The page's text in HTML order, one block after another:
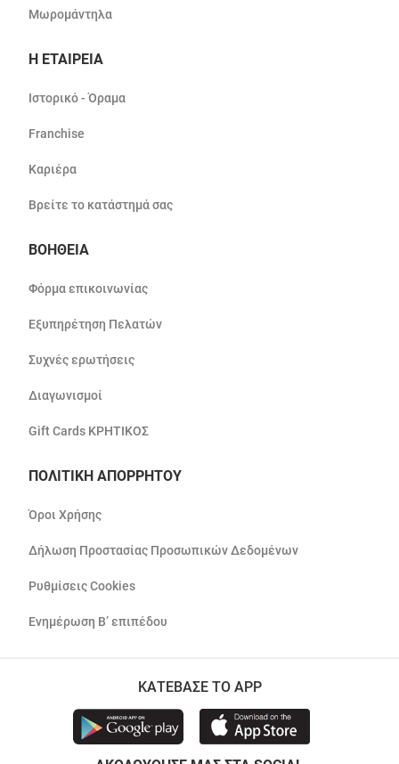
Μωρομάντηλα
Η ΕΤΑΙΡΕΙΑ
Ιστορικό - Όραμα
Franchise
Καριέρα
Βρείτε το κατάστημά σας
ΒΟΗΘΕΙΑ
Φόρμα επικοινωνίας
Εξυπηρέτηση Πελατών
Συχνές ερωτήσεις
Διαγωνισμοί
Gift Cards ΚΡΗΤΙΚΟΣ
ΠΟΛΙΤΙΚΗ ΑΠΟΡΡΗΤΟΥ
Όροι Χρήσης
Δήλωση Προστασίας Προσωπικών Δεδομένων
Ρυθμίσεις Cookies
Ενημέρωση Β’ επιπέδου
ΚΑΤΕΒΑΣΕ ΤΟ APP